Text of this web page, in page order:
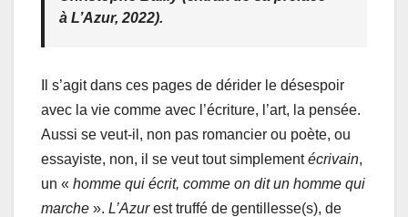
à L’Azur, 2022).
Il s’agit dans ces pages de dérider le désespoir
avec la vie comme avec l’écriture, l’art, la pensée.
Aussi se veut-il, non pas romancier ou poète, ou
essayiste, non, il se veut tout simplementécrivain,
un « homme qui écrit, comme on dit un homme qui
marche ». L’Azurest truffé de gentillesse(s), de